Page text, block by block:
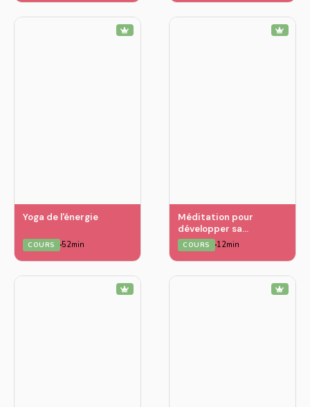
Yoga de l'énergie
COURS 52min
Méditation pour
développer sa
confiance en soi
COURS 12min